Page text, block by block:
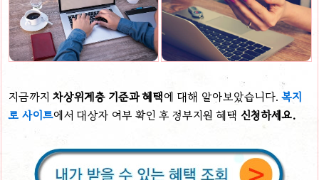
지금까지 차상위계층 기준과 혜택에 대해 알아보았습니다. 복지
로 사이트에서 대상자 여부 확인 후 정부지원 혜택 신청하세요.